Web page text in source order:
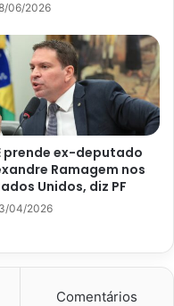
06/2026
prende ex-deputado
Ramagem nos
Unidos, diz PF
04/2026
Comentários